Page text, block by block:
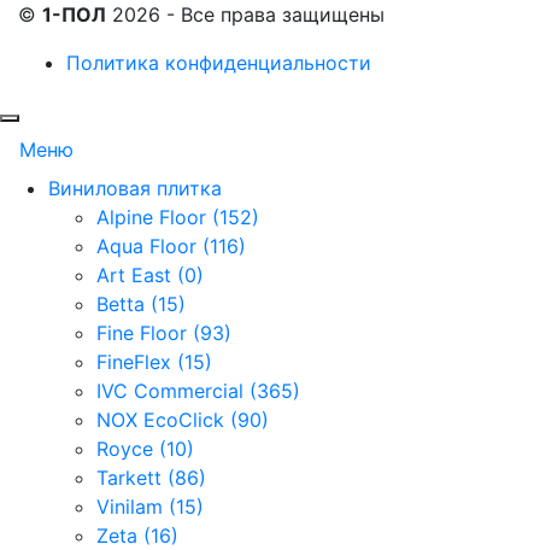
© 1-ПОЛ 2026 - Все права защищены
Политика конфиденциальности
Меню
Виниловая плитка
Alpine Floor (152)
Aqua Floor (116)
Art East (0)
Betta (15)
Fine Floor (93)
FineFlex (15)
IVC Commercial (365)
NOX EcoClick (90)
Royce (10)
Tarkett (86)
Vinilam (15)
Zeta (16)